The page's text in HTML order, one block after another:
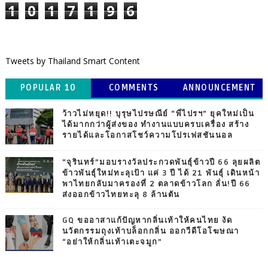
1 0 1 7 1 9 6
Tweets by Thailand Smart Content
POPULAR 10 COMMENTS ANNOUNCEMENT
ว้าวไม่หยุด!! บุรุษไปรษณีย์ “พี่ไปรฯ” ยุคใหม่เป็น
ได้มากกว่าผู้ส่งของ ทำงานแบบครบเครื่อง สร้าง
รายได้และโอกาสโชว์ความโปรเฟสชันนอล
“จุรินทร์”มอบรางวัลประกวดพันธุ์ข้าวปี 66 ลุยผลิต
ข้าวพันธุ์ใหม่ทะลุเป้า แค่ 3 ปี ได้ 21 พันธุ์ เดินหน้า
พาไทยกลับมาครองที่ 2 ตลาดข้าวโลก ลั่น!ปี 66
ส่งออกข้าวไทยทะลุ 8 ล้านตัน
GQ ขออาสาแก้ปัญหากลิ่นเท้าให้คนไทย งัด
นวัตกรรมถุงเท้าบล็อกกลิ่น ออกวีดีโอโฆษณา
“อย่าให้กลิ่นเท้าเตะจมูก”